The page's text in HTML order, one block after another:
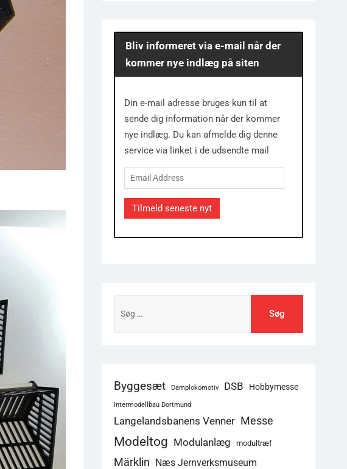
Bliv informeret via e-mail når der
kommer nye indlæg på siten
Din e-mail adresse bruges kun til at
sende dig information når der kommer
nye indlæg. Du kan afmelde dig denne
service via linket i de udsendte mail
Email
Address
Tilmeld seneste nyt
efter:
Byggesæt Damplokomotiv DSB Hobbymesse
Intermodellbau Dortmund
Langelandsbanens Venner Messe
Modeltog Modulanlæg modultræf
Märklin Næs Jernverksmuseum